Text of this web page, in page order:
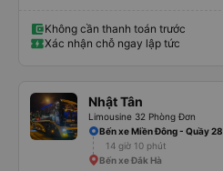
Không cần thanh toán trước
Xác nhận chỗ ngay lập tức
Nhật Tân
Limousine 32 Phòng Đơn
Bến xe Miền Đông - Quầy 28
14 giờ 10 phút
Bến xe Đắk Hà